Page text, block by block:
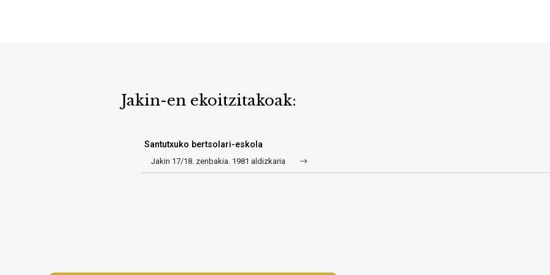
Jakin-en ekoitzitakoak:
Santutxuko bertsolari-eskola
Jakin 17/18. zenbakia. 1981 aldizkaria